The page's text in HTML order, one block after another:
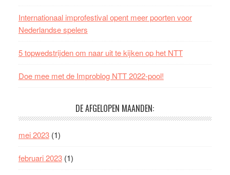
Internationaal improfestival opent meer poorten voor
Nederlandse spelers
5 topwedstrijden om naar uit te kijken op het NTT
Doe mee met de Improblog NTT 2022-pool!
DE AFGELOPEN MAANDEN:
mei 2023(1)
februari 2023(1)